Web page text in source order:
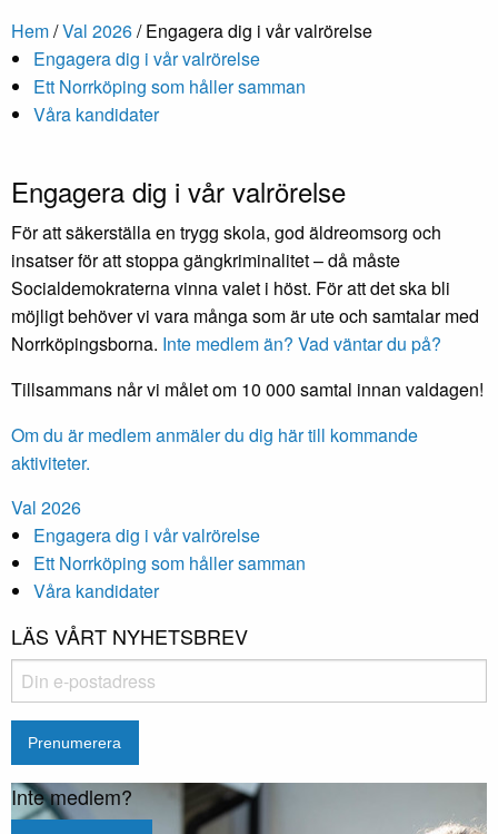
Hem/Val 2026/Engagera dig i vår valrörelse
Engagera dig i vår valrörelse
Ett Norrköping som håller samman
Våra kandidater
Engagera dig i vår valrörelse
För att säkerställa en trygg skola, god äldreomsorg och
insatser för att stoppa gängkriminalitet – då måste
Socialdemokraterna vinna valet i höst. För att det ska bli
möjligt behöver vi vara många som är ute och samtalar med
Norrköpingsborna. Inte medlem än? Vad väntar du på?
Tillsammans når vi målet om 10 000 samtal innan valdagen!
Om du är medlem anmäler du dig här till kommande
aktiviteter.
Val 2026
Engagera dig i vår valrörelse
Ett Norrköping som håller samman
Våra kandidater
LÄS VÅRT NYHETSBREV
Inte medlem?